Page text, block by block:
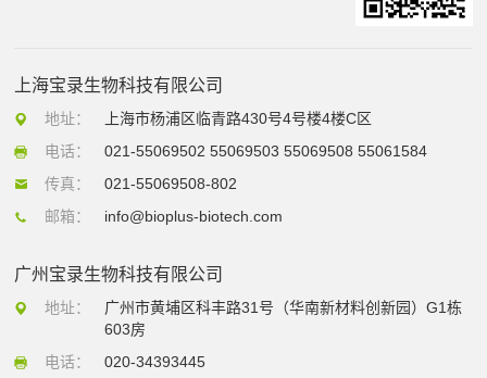
上海宝录生物科技有限公司
地址：
上海市杨浦区临青路430号4号楼4楼C区
电话：
021-55069502 55069503 55069508 55061584
传真：
021-55069508-802
邮箱：
info@bioplus-biotech.com
广州宝录生物科技有限公司
地址：
广州市黄埔区科丰路31号（华南新材料创新园）G1栋
603房
电话：
020-34393445